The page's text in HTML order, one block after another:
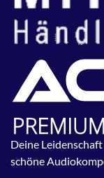
Deine
schöne